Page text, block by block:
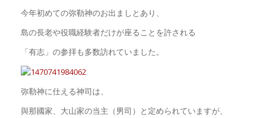
今年初めての弥勒神のお出ましとあり、
島の長老や役職経験者だけが座ることを許される
「有志」の参拝も多数訪れていました。
弥勒神に仕える神司は、
與那國家、大山家の当主（男司）と定められていますが、